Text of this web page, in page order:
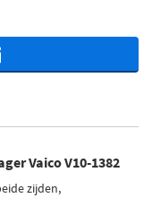
Vaico V10-1382
zijden,